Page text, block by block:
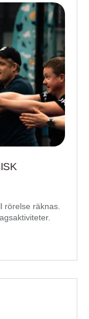
rörelse räknas.